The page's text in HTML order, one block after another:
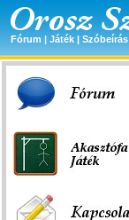
Fórum | Játék | Szóbeírás